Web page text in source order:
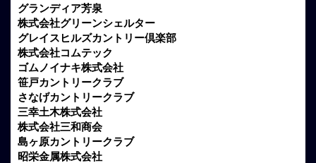
グランディア芳泉
株式会社グリーンシェルター
グレイスヒルズカントリー倶楽部
株式会社コムテック
ゴムノイナキ株式会社
笹戸カントリークラブ
さなげカントリークラブ
三幸土木株式会社
株式会社三和商会
島ヶ原カントリークラブ
昭栄金属株式会社